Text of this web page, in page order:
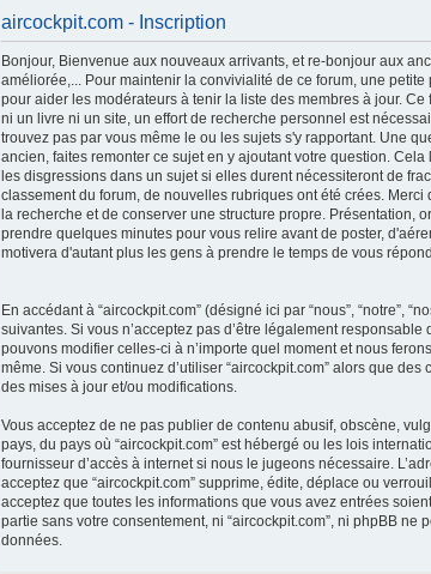
aircockpit.com - Inscription
Bonjour, Bienvenue aux nouveaux arrivants, et re-bonjour aux
améliorée,... Pour maintenir la convivialité de ce forum, une
pour aider les modérateurs à tenir la liste des membres à jour.
ni un livre ni un site, un effort de recherche personnel est
trouvez pas par vous même le ou les sujets s'y rapportant. Une
ancien, faites remonter ce sujet en y ajoutant votre question.
les disgressions dans un sujet si elles durent nécessiteront de
classement du forum, de nouvelles rubriques ont été crées.
la recherche et de conserver une structure propre. Présentation,
prendre quelques minutes pour vous relire avant de poster,
motivera d'autant plus les gens à prendre le temps de vous
En accédant à “aircockpit.com” (désigné ici par “nous”, “notre”,
suivantes. Si vous n’acceptez pas d’être légalement
pouvons modifier celles-ci à n’importe quel moment et nous
même. Si vous continuez d’utiliser “aircockpit.com” alors que
des mises à jour et/ou modifications.
Vous acceptez de ne pas publier de contenu abusif, obscène,
pays, du pays où “aircockpit.com” est hébergé ou les lois
fournisseur d’accès à internet si nous le jugeons nécessaire.
acceptez que “aircockpit.com” supprime, édite, déplace ou
acceptez que toutes les informations que vous avez entrées
partie sans votre consentement, ni “aircockpit.com”, ni phpBB
données.